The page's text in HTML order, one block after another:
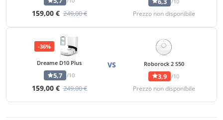
159,00 € 249,00 € Prezzo non disponibile
-36%
Dreame D10 Plus
5,7 /10
159,00 € 249,00 €
VS Roborock 2 S50
3,9 /10
Prezzo non disponibile